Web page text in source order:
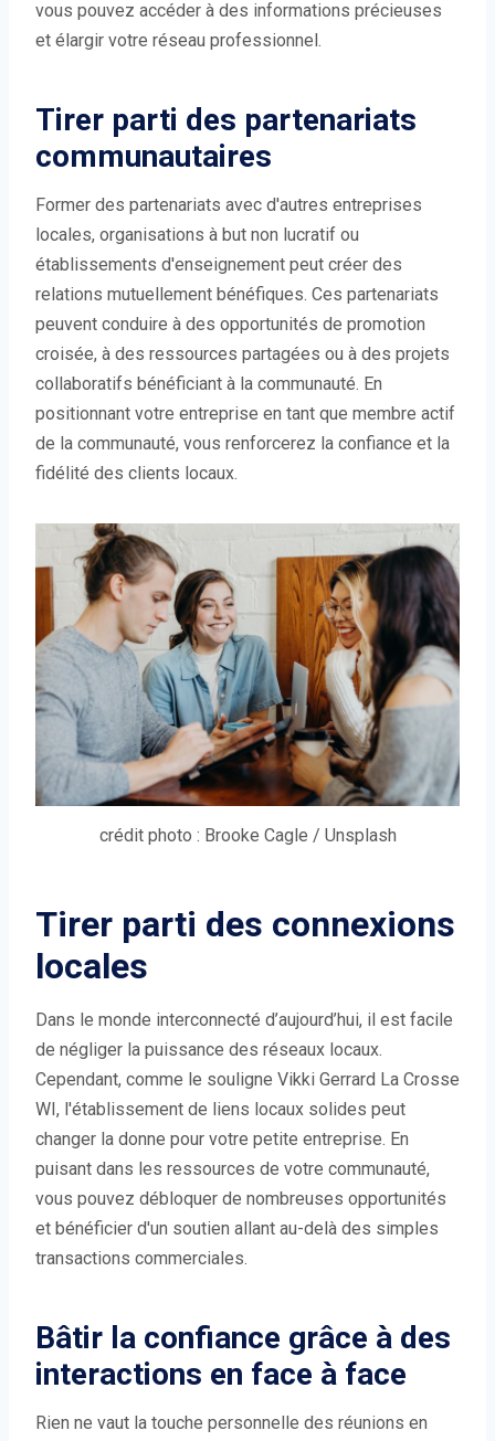
vous pouvez accéder à des informations précieuses
et élargir votre réseau professionnel.
Tirer parti des partenariats
communautaires
Former des partenariats avec d'autres entreprises
locales, organisations à but non lucratif ou
établissements d'enseignement peut créer des
relations mutuellement bénéfiques. Ces partenariats
peuvent conduire à des opportunités de promotion
croisée, à des ressources partagées ou à des projets
collaboratifs bénéficiant à la communauté. En
positionnant votre entreprise en tant que membre actif
de la communauté, vous renforcerez la confiance et la
fidélité des clients locaux.
crédit photo : Brooke Cagle / Unsplash
Tirer parti des connexions
locales
Dans le monde interconnecté d’aujourd’hui, il est facile
de négliger la puissance des réseaux locaux.
Cependant, comme le souligne Vikki Gerrard La Crosse
WI, l'établissement de liens locaux solides peut
changer la donne pour votre petite entreprise. En
puisant dans les ressources de votre communauté,
vous pouvez débloquer de nombreuses opportunités
et bénéficier d'un soutien allant au-delà des simples
transactions commerciales.
Bâtir la confiance grâce à des
interactions en face à face
Rien ne vaut la touche personnelle des réunions en